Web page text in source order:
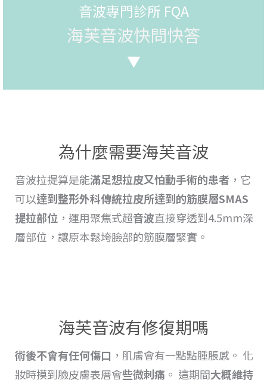
音波專門診所 FQA
海芙音波快問快答
▼
為什麼需要海芙音波
音波拉提算是能滿足想拉皮又怕動手術的患者 ，它
可以達到整形外科傳統拉皮所達到的筋膜層SMAS
提拉部位 ，運用聚焦式超音波直接穿透到4.5mm深
層部位，讓原本鬆垮臉部的筋膜層緊實。
海芙音波有修復期嗎
術後不會有任何傷口 ，肌膚會有一點點腫脹感。 化
妝時摸到臉皮膚表層會些微刺痛 。 這期間大概維持